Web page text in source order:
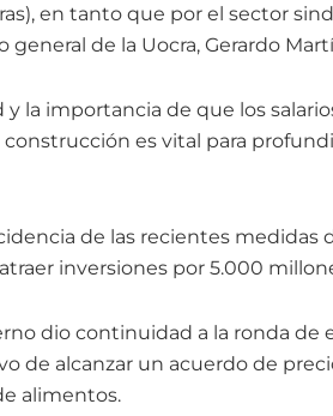
en tanto que por el sector
general de la Uocra, Gerardo
la importancia de que los
es vital para
de las recientes medidas
inversiones por 5.000
dio continuidad a la ronda de
de alcanzar un acuerdo de
alimentos.